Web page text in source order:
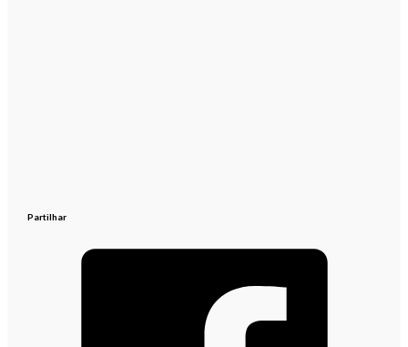
Partilhar